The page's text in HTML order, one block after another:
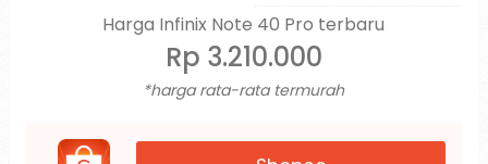
Harga Infinix Note 40 Pro terbaru
Rp 3.210.000
*harga rata-rata termurah